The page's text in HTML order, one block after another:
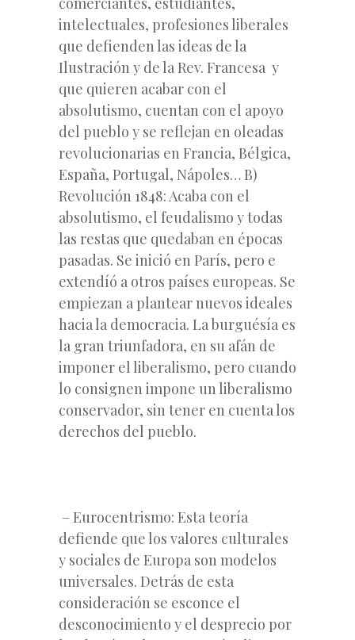
intelectuales, profesiones liberales
que defienden las ideas de la
Ilustración y de la Rev. Francesa y
que quieren acabar con el
absolutismo, cuentan con el apoyo
del pueblo y se reflejan en oleadas
revolucionarias en Francia, Bélgica,
España, Portugal, Nápoles… B)
Revolución 1848: Acaba con el
absolutismo, el feudalismo y todas
las restas que quedaban en épocas
pasadas. Se inició en París, pero e
extendíó a otros países europeas. Se
empiezan a plantear nuevos ideales
hacia la democracia. La burguésía es
la gran triunfadora, en su afán de
imponer el liberalismo, pero cuando
lo consignen impone un liberalismo
conservador, sin tener en cuenta los
derechos del pueblo.
– Eurocentrismo: Esta teoría
defiende que los valores culturales
y sociales de Europa son modelos
universales. Detrás de esta
consideración se esconce el
desconocimiento y el desprecio por